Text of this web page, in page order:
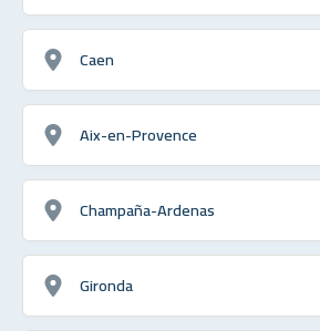
Caen
Aix-en-Provence
Champaña-Ardenas
Gironda